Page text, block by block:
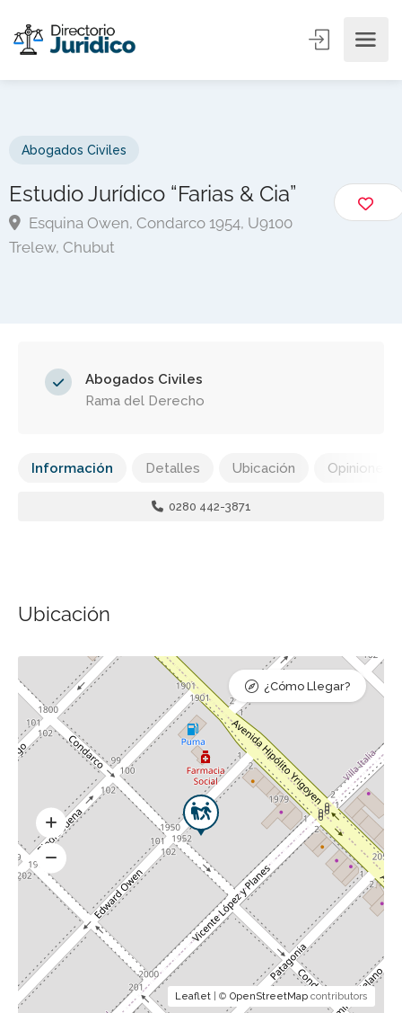
Abogados Civiles
Estudio Jurídico “Farias & Cia”
Esquina Owen, Condarco 1954, U9100
Trelew, Chubut
Abogados Civiles
Rama del Derecho
Información Detalles Ubicación Opiniones
0280 442-3871
Ubicación
Leaflet | © OpenStreetMap contributors
¿Cómo Llegar?